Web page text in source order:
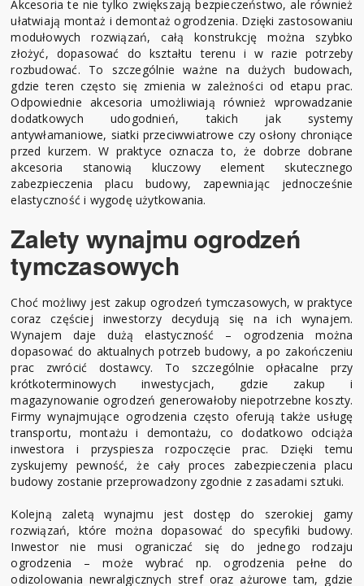
Akcesoria te nie tylko zwiększają bezpieczeństwo, ale również
ułatwiają montaż i demontaż ogrodzenia. Dzięki zastosowaniu
modułowych rozwiązań, całą konstrukcję można szybko
złożyć, dopasować do kształtu terenu i w razie potrzeby
rozbudować. To szczególnie ważne na dużych budowach,
gdzie teren często się zmienia w zależności od etapu prac.
Odpowiednie akcesoria umożliwiają również wprowadzanie
dodatkowych udogodnień, takich jak systemy
antywłamaniowe, siatki przeciwwiatrowe czy osłony chroniące
przed kurzem. W praktyce oznacza to, że dobrze dobrane
akcesoria stanowią kluczowy element skutecznego
zabezpieczenia placu budowy, zapewniając jednocześnie
elastyczność i wygodę użytkowania.
Zalety wynajmu ogrodzeń
tymczasowych
Choć możliwy jest zakup ogrodzeń tymczasowych, w praktyce
coraz częściej inwestorzy decydują się na ich wynajem.
Wynajem daje dużą elastyczność – ogrodzenia można
dopasować do aktualnych potrzeb budowy, a po zakończeniu
prac zwrócić dostawcy. To szczególnie opłacalne przy
krótkoterminowych inwestycjach, gdzie zakup i
magazynowanie ogrodzeń generowałoby niepotrzebne koszty.
Firmy wynajmujące ogrodzenia często oferują także usługę
transportu, montażu i demontażu, co dodatkowo odciąża
inwestora i przyspiesza rozpoczęcie prac. Dzięki temu
zyskujemy pewność, że cały proces zabezpieczenia placu
budowy zostanie przeprowadzony zgodnie z zasadami sztuki.
Kolejną zaletą wynajmu jest dostęp do szerokiej gamy
rozwiązań, które można dopasować do specyfiki budowy.
Inwestor nie musi ograniczać się do jednego rodzaju
ogrodzenia – może wybrać np. ogrodzenia pełne do
odizolowania newralgicznych stref oraz ażurowe tam, gdzie